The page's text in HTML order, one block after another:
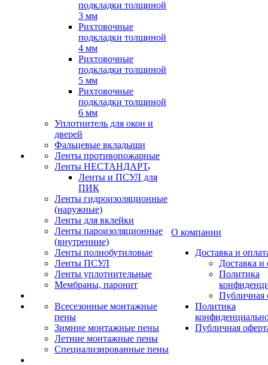
подкладки толщиной
3 мм
Рихтовочные
подкладки толщиной
4 мм
Рихтовочные
подкладки толщиной
5 мм
Рихтовочные
подкладки толщиной
6 мм
Уплотнитель для окон и
дверей
Фальцевые вкладыши
Ленты противопожарные
Ленты НЕСТАНДАРТ
Ленты и ПСУЛ для
ПИК
Ленты гидроизоляционные
(наружные)
Ленты для вклейки
Ленты пароизоляционные
(внутренние)
Ленты полнобутиловые
Ленты ПСУЛ
Ленты уплотнительные
Мембраны, паронит
Всесезонные монтажные
пены
Зимние монтажные пены
Летние монтажные пены
Специализированные пены
О компании
Доставка и
Доставка и
Политика
Публичная
Политика
Публичная